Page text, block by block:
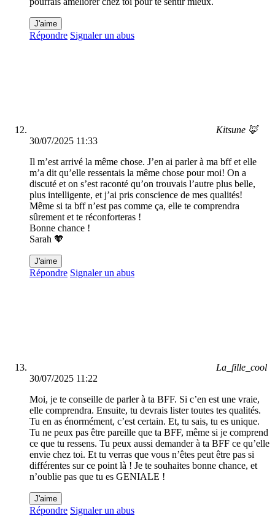
J'aime
Répondre Signaler un abus
Kitsune 🦊
30/07/2025 11:33
Il m’est arrivé la même chose. J’en ai parler à ma bff et elle
m’a dit qu’elle ressentais la même chose pour moi! On a
discuté et on s’est raconté qu’on trouvais l’autre plus belle,
plus intelligente, et j’ai pris conscience de mes qualités!
Même si ta bff n’est pas comme ça, elle te comprendra
sûrement et te réconforteras !
Bonne chance !
Sarah 🧡
J'aime
Répondre Signaler un abus
La_fille_cool
30/07/2025 11:22
Moi, je te conseille de parler à ta BFF. Si c’en est une vraie,
elle comprendra. Ensuite, tu devrais lister toutes tes qualités.
Tu en as énormément, c’est certain. Et, tu sais, tu es unique.
Tu ne peux pas être pareille que ta BFF, même si je comprend
ce que tu ressens. Tu peux aussi demander à ta BFF ce qu’elle
envie chez toi. Et tu verras que vous n’êtes peut être pas si
différentes sur ce point là ! Je te souhaites bonne chance, et
n’oublie pas que tu es GENIALE !
J'aime
Répondre Signaler un abus